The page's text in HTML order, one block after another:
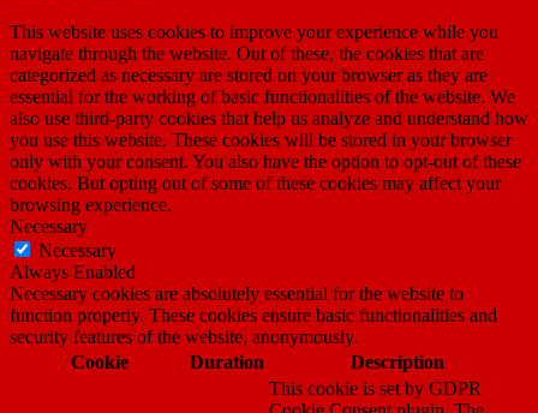
This website uses cookies to improve your experience while you
navigate through the website. Out of these, the cookies that are
categorized as necessary are stored on your browser as they are
essential for the working of basic functionalities of the website. We
also use third-party cookies that help us analyze and understand how
you use this website. These cookies will be stored in your browser
only with your consent. You also have the option to opt-out of these
cookies. But opting out of some of these cookies may affect your
browsing experience.
Necessary
Necessary
Always Enabled
Necessary cookies are absolutely essential for the website to
function properly. These cookies ensure basic functionalities and
security features of the website, anonymously.
Cookie
Duration Description
This cookie is set by GDPR